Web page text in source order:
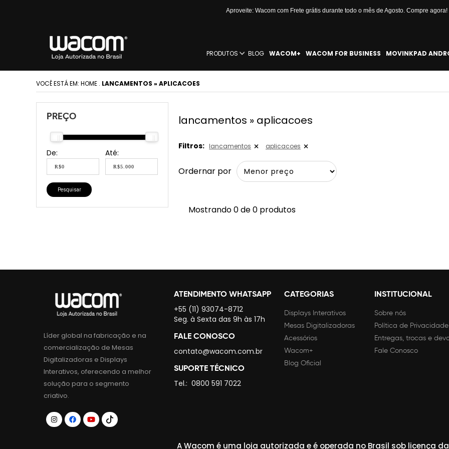
Aproveite: Wacom com Frete grátis durante todo o mês de Agosto. Compre agora!
PRODUTOS BLOG WACOM+ WACOM FOR BUSINESS MOVINKPAD
VOCÊ ESTÁ EM: HOME . LANCAMENTOS » APLICACOES
PREÇO
De: Até:
Pesquisar
lancamentos » aplicacoes
Filtros: lancamentos aplicacoes
Ordernar por
Mostrando 0 de 0 produtos
Líder global na fabricação e na
comercialização de Mesas
Digitalizadoras e Displays
Interativos, oferecendo a melhor
solução para o segmento
criativo.
ATENDIMENTO WHATSAPP
+55 (11) 93074-8712
Seg. à Sexta das 9h às 17h
FALE CONOSCO
contato@wacom.com.br
SUPORTE TÉCNICO
Tel.: 0800 591 7022
CATEGORIAS
Displays Interativos
Mesas Digitalizadoras
Acessórios
Wacom+
Blog Oficial
INSTITUCIONAL
Sobre nós
Política de Privacidade
Entregas, trocas e
Fale Conosco
A Wacom é uma loja autorizada e é operada no Brasil sob licença